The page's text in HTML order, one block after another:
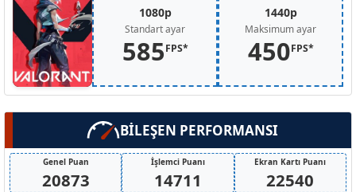
1080p
Standart ayar
585FPS*
1440p
Maksimum ayar
450FPS*
BİLEŞEN PERFORMANSI
Genel Puan
20873
İşlemci Puanı
14711
Ekran Kartı Puanı
22540